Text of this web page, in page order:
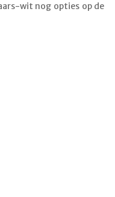
wit nog opties op de